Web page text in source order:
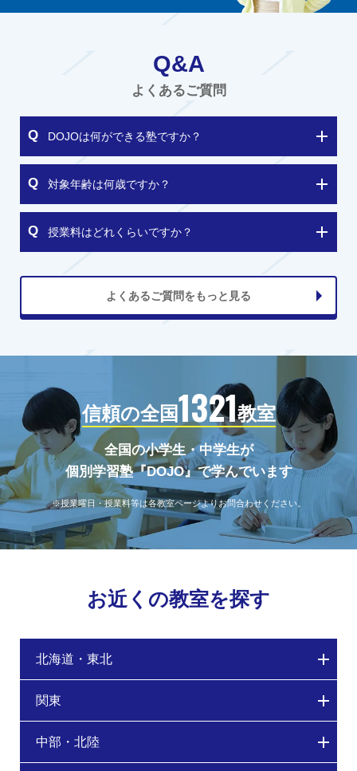
Q&A
よくあるご質問
DOJOは何ができる塾ですか？
対象年齢は何歳ですか？
授業料はどれくらいですか？
よくあるご質問をもっと見る
信頼の全国1321教室
全国の小学生・中学生が
個別学習塾『DOJO』で学んでいます
※授業曜日・授業料等は各教室ページよりお問合わせください。
お近くの教室を探す
北海道・東北
関東
中部・北陸